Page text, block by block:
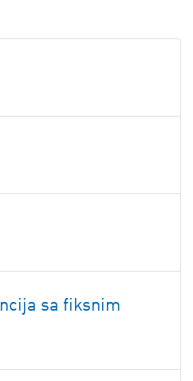
sa fiksnim